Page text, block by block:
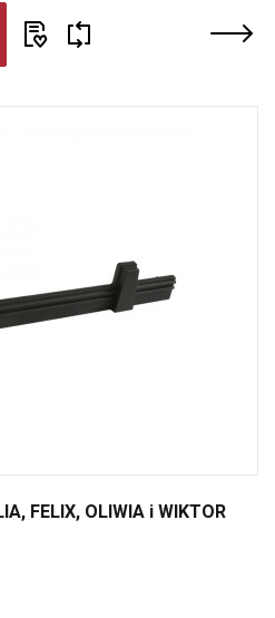
FELIX, OLIWIA і WIKTOR